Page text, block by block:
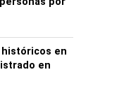
históricos en
en